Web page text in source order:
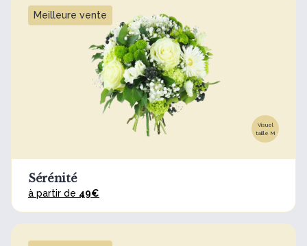
Meilleure vente
Visuel
taille M
Sérénité
à partir de 49€